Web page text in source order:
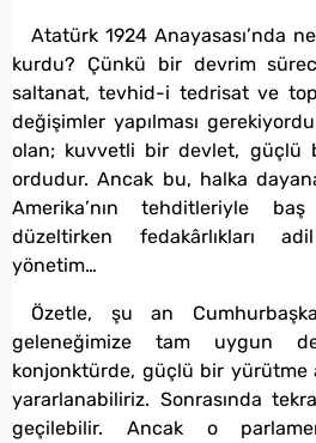
Atatürk 1924 Anayasası’nda
kurdu? Çünkü bir devrim
saltanat, tevhid-i tedrisat ve
değişimler yapılması
olan; kuvvetli bir devlet, güçlü
ordudur. Ancak bu, halka
Amerika’nın tehditleriyle
düzeltirken fedakârlıkları
yönetim…
Özetle, şu an
geleneğimize tam uygun
konjonktürde, güçlü bir yürütme
yararlanabiliriz. Sonrasında
geçilebilir. Ancak o